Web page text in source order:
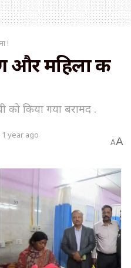
!
महिला की
किया गया बरामद .
1 year ago
AA